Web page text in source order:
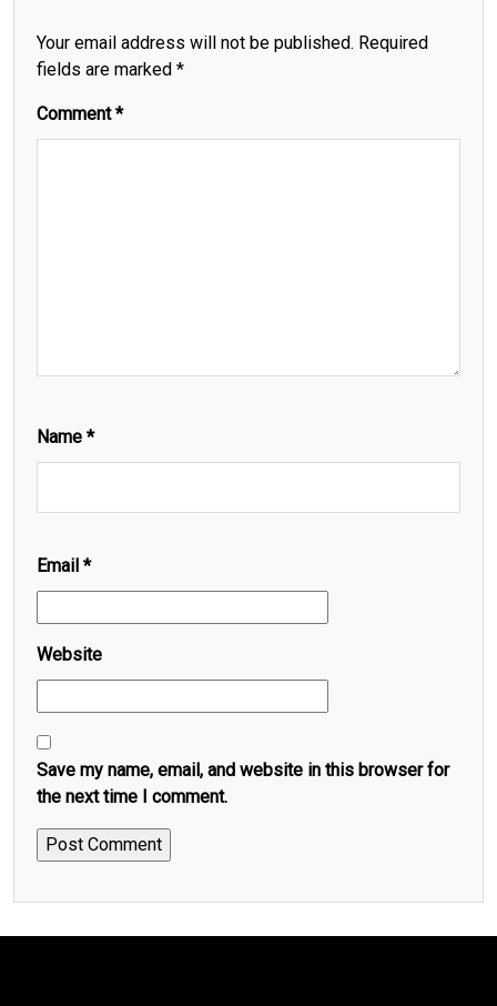
Your email address will not be published. Required
fields are marked *
Comment*
Name *
Email *
Website
Save my name, email, and website in this browser for
the next time I comment.